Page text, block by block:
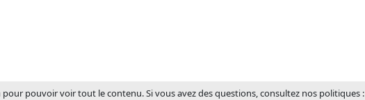
pouvoir voir tout le contenu. Si vous avez des questions, consultez nos politiques :